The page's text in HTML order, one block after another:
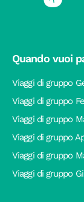
Quando vuoi
Viaggi di gruppo
Viaggi di gruppo
Viaggi di gruppo
Viaggi di gruppo
Viaggi di gruppo
Viaggi di gruppo